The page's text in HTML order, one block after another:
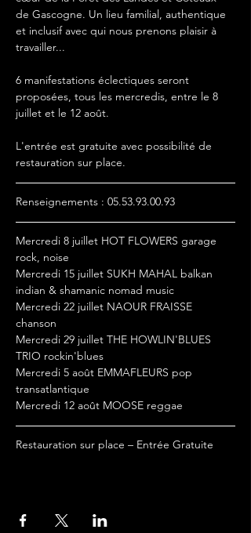
de Gascogne. Un lieu familial, authentique
et inclusif avec qui nous prenons plaisir à
travailler...
6 manifestations éclectiques seront
proposées, tous les mercredis, entre le 8
juillet et le 12 août.
L'entrée est gratuite avec possibilité de
restauration sur place.
Renseignements : 05.53.93.00.93
Mercredi 8 juillet HOT FLOWERS garage
rock, noise
Mercredi 15 juillet SUKH MAHAL balkan
indian & shamanic nomad music
Mercredi 22 juillet NAOUR FRAISSE
chanson
Mercredi 29 juillet THE HOWLIN'BLUES
TRIO rockin'blues
Mercredi 5 août EMMAFLEURS pop
transatlantique
Mercredi 12 août MOOSE reggae
Restauration sur place – Entrée Gratuite